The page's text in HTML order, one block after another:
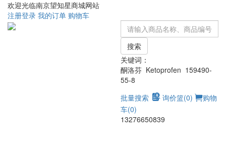
欢迎光临南京望知星商城网站
注册登录 我的订单 购物车
搜索
关键词：
酮洛芬 Ketoprofen 159490-
55-8
批量搜索
询价篮(0)
购物
车(0)
13276650839